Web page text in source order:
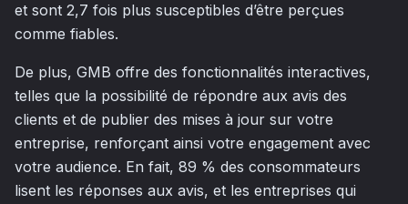
et sont 2,7 fois plus susceptibles d’être perçues
comme fiables.
De plus, GMB offre des fonctionnalités interactives,
telles que la possibilité de répondre aux avis des
clients et de publier des mises à jour sur votre
entreprise, renforçant ainsi votre engagement avec
votre audience. En fait, 89 % des consommateurs
lisent les réponses aux avis, et les entreprises qui